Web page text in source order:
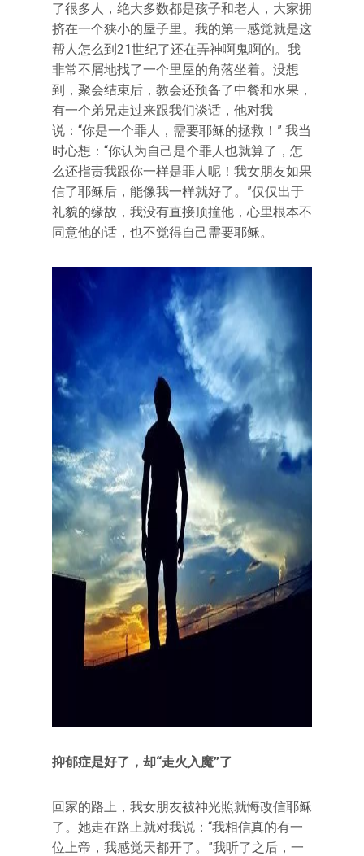
了很多人，绝大多数都是孩子和老人，大家拥
挤在一个狭小的屋子里。我的第一感觉就是这
帮人怎么到21世纪了还在弄神啊鬼啊的。我
非常不屑地找了一个里屋的角落坐着。没想
到，聚会结束后，教会还预备了中餐和水果，
有一个弟兄走过来跟我们谈话，他对我
说：“你是一个罪人，需要耶稣的拯救！” 我当
时心想：“你认为自己是个罪人也就算了，怎
么还指责我跟你一样是罪人呢！我女朋友如果
信了耶稣后，能像我一样就好了。”仅仅出于
礼貌的缘故，我没有直接顶撞他，心里根本不
同意他的话，也不觉得自己需要耶稣。
抑郁症是好了，却“走火入魔”了
回家的路上，我女朋友被神光照就悔改信耶稣
了。她走在路上就对我说：“我相信真的有一
位上帝，我感觉天都开了。”我听了之后，一